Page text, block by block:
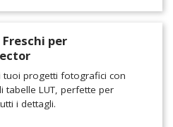
Freschi per
tuoi progetti fotografici con
tabelle LUT, perfette per
i dettagli.